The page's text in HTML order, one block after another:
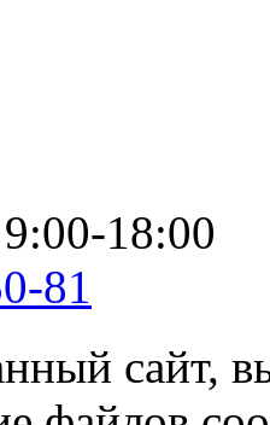
18:00
81
сайт,